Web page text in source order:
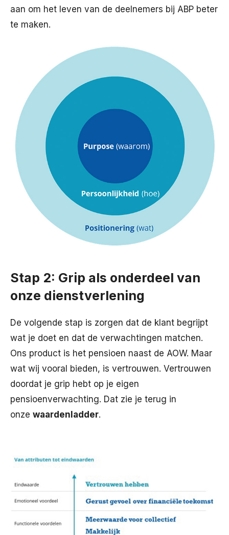
aan om het leven van de deelnemers bij ABP beter
te maken.
Stap 2: Grip als onderdeel van
onze dienstverlening
De volgende stap is zorgen dat de klant begrijpt
wat je doet en dat de verwachtingen matchen.
Ons product is het pensioen naast de AOW. Maar
wat wij vooral bieden, is vertrouwen. Vertrouwen
doordat je grip hebt op je eigen
pensioenverwachting. Dat zie je terug in
onze waardenladder.